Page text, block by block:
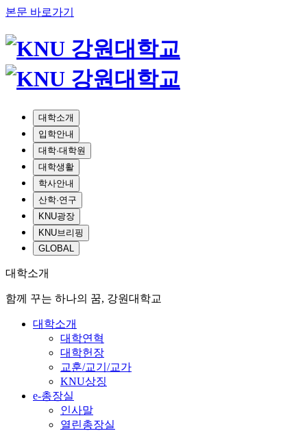
본문 바로가기
대학소개
입학안내
대학·대학원
대학생활
학사안내
산학·연구
KNU광장
KNU브리핑
GLOBAL
대학소개
함께 꾸는 하나의 꿈, 강원대학교
대학소개
대학연혁
대학헌장
교훈/교기/교가
KNU상징
e-총장실
인사말
열린총장실